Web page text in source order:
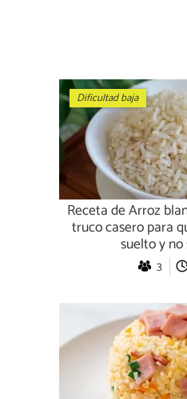
Dificultad baja
Receta de Arroz
truco casero para
suelto y
3